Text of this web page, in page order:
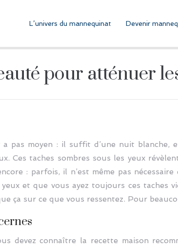
L’univers du mannequinat Devenir
pour atténuer
a pas moyen : il suffit d’une nuit blanche,
Ces taches sombres sous les yeux
: parfois, il n’est même pas
et que vous ayez toujours ces taches
ça sur ce que vous ressentez. Pour
devez connaître la recette maison